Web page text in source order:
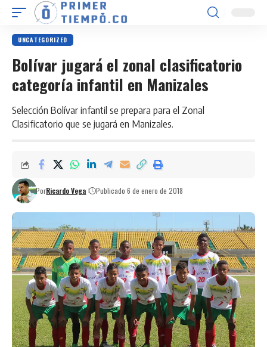
UNCATEGORIZED
Bolívar jugará el zonal clasificatorio
categoría infantil en Manizales
Selección Bolívar infantil se prepara para el Zonal
Clasificatorio que se jugará en Manizales.
PorRicardo Vega Publicado 6 de enero de 2018